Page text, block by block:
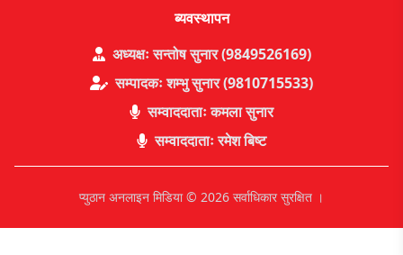
ब्यवस्थापन
अध्यक्षः सन्तोष सुनार (9849526169)
सम्पादकः शम्भु सुनार (9810715533)
सम्वाददाताः कमला सुनार
सम्वाददाताः रमेश बिष्ट
प्युठान अनलाइन मिडिया © 2026 सर्वाधिकार सुरक्षित ।